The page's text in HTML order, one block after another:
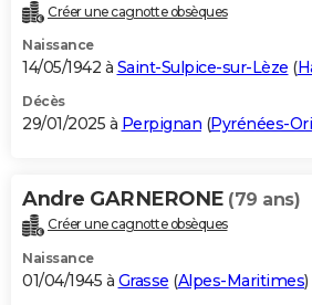
Créer une cagnotte obsèques
Naissance
14/05/1942 à Saint-Sulpice-sur-Lèze (
Décès
29/01/2025 à Perpignan (Pyrénées-
Andre GARNERONE (79 ans)
Créer une cagnotte obsèques
Naissance
01/04/1945 à Grasse (Alpes-Maritimes)